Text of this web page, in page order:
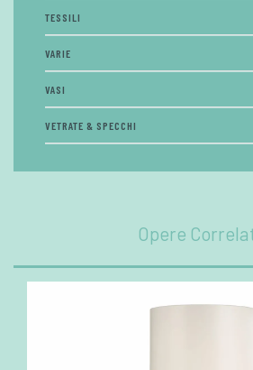
TESSILI
VARIE
VASI
VETRATE & SPECCHI
Opere